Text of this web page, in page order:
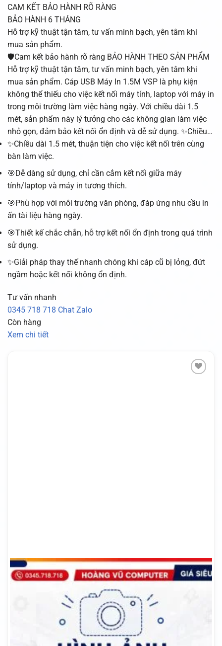
CAM KẾT BẢO HÀNH RÕ RÀNG
BẢO HÀNH 6 THÁNG
Hỗ trợ kỹ thuật tận tâm, tư vấn minh bạch, yên tâm khi
mua sản phẩm.
🛡️Cam kết bảo hành rõ ràng BẢO HÀNH THEO SẢN PHẨM
Hỗ trợ kỹ thuật tận tâm, tư vấn minh bạch, yên tâm khi
mua sản phẩm. Cáp USB Máy In 1.5M VSP là phụ kiện
không thể thiếu cho việc kết nối máy tính, laptop với máy in
trong môi trường làm việc hàng ngày. Với chiều dài 1.5
mét, sản phẩm này lý tưởng cho các không gian làm việc
nhỏ gọn, đảm bảo kết nối ổn định và dễ sử dụng. ✨Chiều…
✨Chiều dài 1.5 mét, thuận tiện cho việc kết nối trên cùng
bàn làm việc.
🎯Dễ dàng sử dụng, chỉ cần cắm kết nối giữa máy
tính/laptop và máy in tương thích.
🎯Phù hợp với môi trường văn phòng, đáp ứng nhu cầu in
ấn tài liệu hàng ngày.
🎯Thiết kế chắc chắn, hỗ trợ kết nối ổn định trong quá trình
sử dụng.
✨Giải pháp thay thế nhanh chóng khi cáp cũ bị lỏng, đứt
ngầm hoặc kết nối không ổn định.
Tư vấn nhanh
0345 718 718 Chat Zalo
Còn hàng
Xem chi tiết